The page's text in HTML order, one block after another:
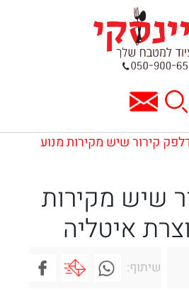
קירור שיש מקירות מנוע
שיש מקירות
איטליה
שיתוף: